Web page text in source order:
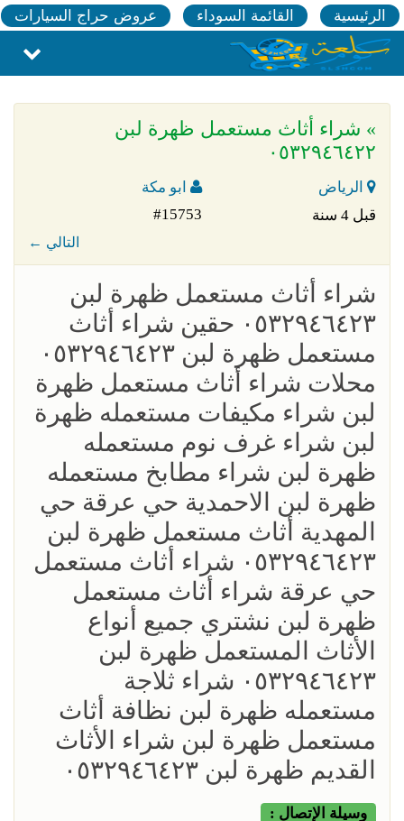
الرئيسية القائمة السوداء عروض حراج السيارات
» شراء أثاث مستعمل ظهرة لبن
٠٥٣٢٩٤٦٤٢٢
الرياض
ابو مكة
قبل 4 سنة
#15753
← التالي
شراء أثاث مستعمل ظهرة لبن
٠٥٣٢٩٤٦٤٢٣ حقين شراء أثاث
مستعمل ظهرة لبن ٠٥٣٢٩٤٦٤٢٣
محلات شراء أثاث مستعمل ظهرة
لبن شراء مكيفات مستعمله ظهرة
لبن شراء غرف نوم مستعمله
ظهرة لبن شراء مطابخ مستعمله
ظهرة لبن الاحمدية حي عرقة حي
المهدية أثاث مستعمل ظهرة لبن
٠٥٣٢٩٤٦٤٢٣ شراء أثاث مستعمل
حي عرقة شراء أثاث مستعمل
ظهرة لبن نشتري جميع أنواع
الأثاث المستعمل ظهرة لبن
٠٥٣٢٩٤٦٤٢٣ شراء ثلاجة
مستعمله ظهرة لبن نظافة أثاث
مستعمل ظهرة لبن شراء الأثاث
القديم ظهرة لبن ٠٥٣٢٩٤٦٤٢٣
وسيلة الإتصال :